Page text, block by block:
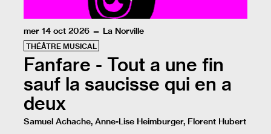
mer 14 oct 2026 — La Norville
THÉÂTRE MUSICAL
Fanfare - Tout a une fin
sauf la saucisse qui en a
deux
Samuel Achache, Anne-Lise Heimburger, Florent Hubert